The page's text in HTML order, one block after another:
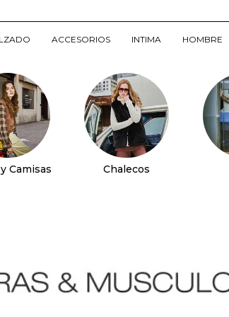
ACCESORIOS INTIMA HOMBRE
Camisas Chalecos